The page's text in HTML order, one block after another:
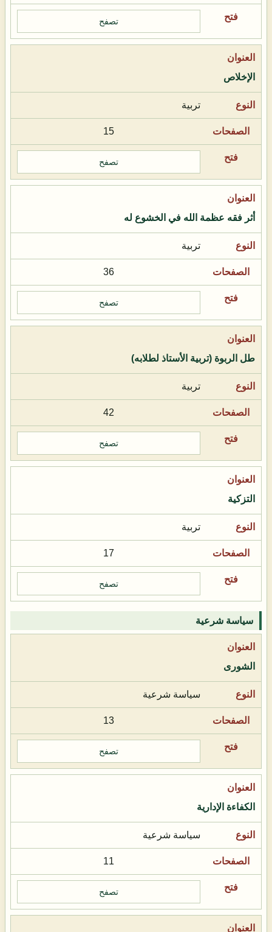
تصفح
الإخلاص
تربية
15
تصفح
أثر فقه عظمة الله في الخشوع له
تربية
36
تصفح
طل الربوة (تربية الأستاذ لطلابه)
تربية
42
تصفح
التزكية
تربية
17
تصفح
سياسة شرعية
الشورى
سياسة شرعية
13
تصفح
الكفاءة الإدارية
سياسة شرعية
11
تصفح